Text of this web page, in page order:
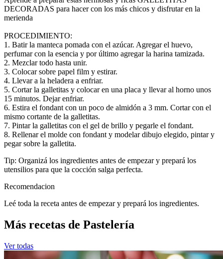
DECORADAS para hacer con los más chicos y disfrutar en la
merienda
PROCEDIMIENTO:
1. Batir la manteca pomada con el azúcar. Agregar el huevo,
perfumar con la esencia y por último agregar la harina tamizada.
2. Mezclar todo hasta unir.
3. Colocar sobre papel film y estirar.
4. Llevar a la heladera a enfriar.
5. Cortar la galletitas y colocar en una placa y llevar al horno unos
15 minutos. Dejar enfriar.
6. Estira el fondant con un poco de almidón a 3 mm. Cortar con el
mismo cortante de la galletitas.
7. Pintar la galletitas con el gel de brillo y pegarle el fondant.
8. Rellenar el molde con fondant y modelar dibujo elegido, pintar y
pegar sobre la galletita.
Tip: Organizá los ingredientes antes de empezar y prepará los
utensilios para que la cocción salga perfecta.
Recomendacion
Leé toda la receta antes de empezar y prepará los ingredientes.
Más recetas de Pastelería
Ver todas